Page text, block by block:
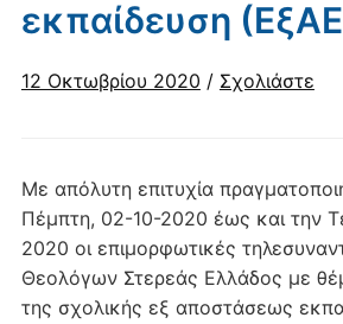
εκπαίδευση
12 Οκτωβρίου 2020 / Σχολιάστε
Mε απόλυτη επιτυχία
Πέμπτη, 02-10-2020 έως και την
2020 οι επιμορφωτικές
Θεολόγων Στερεάς Ελλάδος με
της σχολικής εξ αποστάσεως